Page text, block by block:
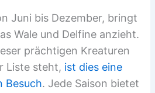
Juni bis Dezember, bringt
Wale und Delfine anzieht.
prächtigen Kreaturen
Liste steht, ist dies eine
Besuch. Jede Saison bietet